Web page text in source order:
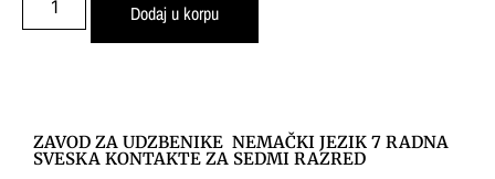
Dodaj u korpu
ZAVOD ZA UDZBENIKE NEMAČKI JEZIK 7 RADNA
SVESKA KONTAKTE ZA SEDMI RAZRED